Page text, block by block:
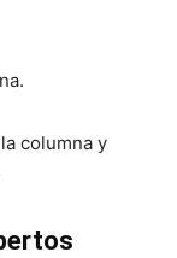
columna y